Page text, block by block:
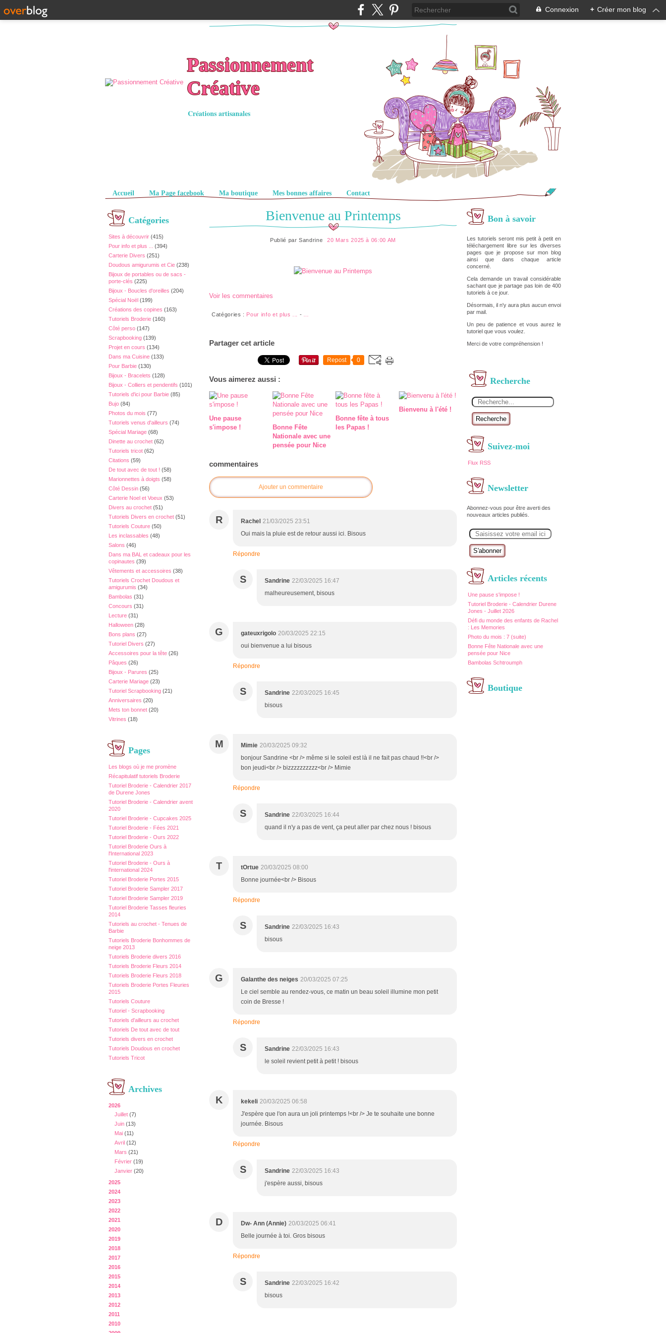
Connexion + Créer mon blog
Passionnement
Créative
Créations artisanales
Pages
Accueil Ma Page facebook Ma boutique Mes bonnes affaires Contact
Catégories
Sites à découvrir (415)
Pour info et plus ...
(394)
Carterie Divers (251)
Doudous amigurumis et Cie (238)
Bijoux de portables ou de sacs -
porte-clés (225)
Bijoux - Boucles d'oreilles (204)
Spécial Noël (199)
Créations des copines (163)
Tutoriels Broderie (160)
Côté perso (147)
Scrapbooking (139)
Projet en cours (134)
Dans ma Cuisine (133)
Pour Barbie (130)
Bijoux - Bracelets (128)
Bijoux - Colliers et pendentifs (101)
Tutoriels d'ici pour Barbie (85)
Bujo (84)
Photos du mois (77)
Tutoriels venus d'ailleurs (74)
Spécial Mariage (68)
Dinette au crochet (62)
Tutoriels tricot (62)
Citations (59)
De tout avec de tout ! (58)
Marionnettes à doigts (58)
Côté Dessin (56)
Carterie Noel et Voeux (53)
Divers au crochet (51)
Tutoriels Divers en crochet (51)
Tutoriels Couture (50)
Les inclassables (48)
Salons (46)
Dans ma BAL et cadeaux pour les
copinautes (39)
Vêtements et accessoires (38)
Tutoriels Crochet Doudous et
amigurumis (34)
Bambolas (31)
Concours (31)
Lecture (31)
Halloween (28)
Bons plans (27)
Tutoriel Divers (27)
Accessoires pour la tête (26)
Pâques (26)
Bijoux - Parures (25)
Carterie Mariage (23)
Tutoriel Scrapbooking (21)
Anniversaires (20)
Mets ton bonnet (20)
Vitrines (18)
Pages
Les blogs où je me promène
Récapitulatif tutoriels Broderie
Tutoriel Broderie - Calendrier 2017
de Durene Jones
Tutoriel Broderie - Calendrier avent
2020
Tutoriel Broderie - Cupcakes 2025
Tutoriel Broderie - Fées 2021
Tutoriel Broderie - Ours 2022
Tutoriel Broderie Ours à
l'International 2023
Tutoriel Broderie - Ours à
l'international 2024
Tutoriel Broderie Portes 2015
Tutoriel Broderie Sampler 2017
Tutoriel Broderie Sampler 2019
Tutoriel Broderie Tasses fleuries
2014
Tutoriels au crochet - Tenues de
Barbie
Tutoriels Broderie Bonhommes de
neige 2013
Tutoriels Broderie divers 2016
Tutoriels Broderie Fleurs 2014
Tutoriels Broderie Fleurs 2018
Tutoriels Broderie Portes Fleuries
2015
Tutoriels Couture
Tutoriel - Scrapbooking
Tutoriels d'ailleurs au crochet
Tutoriels De tout avec de tout
Tutoriels divers en crochet
Tutoriels Doudous en crochet
Tutoriels Tricot
Archives
2026
Juillet (7)
Juin (13)
Mai (11)
Avril (12)
Mars (21)
Février (19)
Janvier (20)
2025
2024
2023
2022
2021
2020
2019
2018
2017
2016
2015
2014
2013
2012
2011
2010
Bon à savoir
Les tutoriels seront mis petit à petit en
téléchargement libre sur les diverses
pages que je propose sur mon blog
ainsi que dans chaque article
concerné.
Cela demande un travail considérable
sachant que je partage pas loin de 400
tutoriels à ce jour.
Désormais, il n'y aura plus aucun envoi
par mail.
Un peu de patience et vous aurez le
tutoriel que vous voulez.
Merci de votre compréhension !
Recherche
Recherche
Suivez-moi
Flux RSS
Newsletter
Abonnez-vous pour être averti des
nouveaux articles publiés.
m
Articles récents
Une pause s'impose !
Tutoriel Broderie - Calendrier Durene
Jones - Juillet 2026
Défi du monde des enfants de Rachel
: Les Memories
Photo du mois : 7 (suite)
Bonne Fête Nationale avec une
pensée pour Nice
Bambolas Schtroumph
Boutique
Bienvenue au Printemps
Publié parSandrine 20 Mars 2025 à 06:00 AM
Voir les commentaires
Catégories : Pour info et plus ... -
Partager cet article
Repost 0
Vous aimerez aussi :
Une pause
s'impose !
Bonne Fête
Nationale avec une
pensée pour Nice
Bonne fête à tous
les Papas !
Bienvenu à l'été !
commentaires
Ajouter un commentaire
R Rachel 21/03/2025 23:51
Oui mais la pluie est de retour aussi ici. Bisous
Répondre
S Sandrine 22/03/2025 16:47
malheureusement, bisous
G gateuxrigolo 20/03/2025 22:15
oui bienvenue a lui bisous
Répondre
S Sandrine 22/03/2025 16:45
bisous
M Mimie 20/03/2025 09:32
bonjour Sandrine <br /> même si le soleil est là il ne fait pas chaud !!<br />
bon jeudi<br /> bizzzzzzzzzz<br /> Mimie
Répondre
S Sandrine 22/03/2025 16:44
quand il n'y a pas de vent, ça peut aller par chez nous ! bisous
T tOrtue 20/03/2025 08:00
Bonne journée<br /> Bisous
Répondre
S Sandrine 22/03/2025 16:43
bisous
G Galanthe des neiges 20/03/2025 07:25
Le ciel semble au rendez-vous, ce matin un beau soleil illumine mon petit
coin de Bresse !
Répondre
S Sandrine 22/03/2025 16:43
le soleil revient petit à petit ! bisous
K kekeli 20/03/2025 06:58
J'espère que l'on aura un joli printemps !<br /> Je te souhaite une bonne
journée. Bisous
Répondre
S Sandrine 22/03/2025 16:43
j'espère aussi, bisous
D Dw- Ann (Annie) 20/03/2025 06:41
Belle journée à toi. Gros bisous
Répondre
S Sandrine 22/03/2025 16:42
bisous